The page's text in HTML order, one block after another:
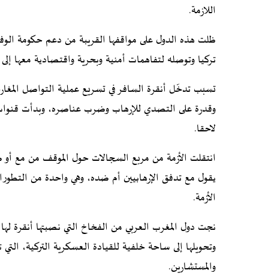
اللازمة.
ظلت هذه الدول على مواقفها القريبة من دعم حكومة
تركيا وتوصله لتفاهمات أمنية وبحرية واقتصادية معها
تسبب تدخّل أنقرة السافر في تسريع عملية التواصل
وقدرة على التصدي للإرهاب وضرب عناصره، وبدأت
لاحقا.
انتقلت الأزمة من مربع السجالات حول الموقف من مع أو
يقول مع تدفق الإرهابيين أم ضده، وهي واحدة من
الأزمة.
نجت دول المغرب العربي من الفخاخ التي نصبتها أنقرة لها
وتحويلها إلى ساحة خلفية للقيادة العسكرية التركية،
والمستشارين.